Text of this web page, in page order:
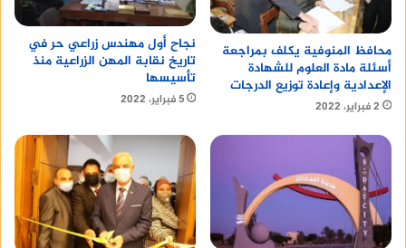
محافظ المنوفية يكلف بمراجعة
أسئلة مادة العلوم للشهادة
الإعدادية وإعادة توزيع الدرجات
2 فبراير، 2022
نجاح أول مهندس زراعي حر في
تاريخ نقابة المهن الزراعية منذ
تأسيسها
5 فبراير، 2022